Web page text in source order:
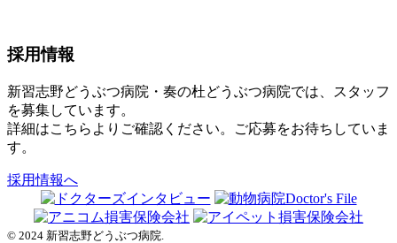
採用情報
新習志野どうぶつ病院・奏の杜どうぶつ病院では、スタッフ
を募集しています。
詳細はこちらよりご確認ください。ご応募をお待ちしていま
す。
採用情報へ
© 2024 新習志野どうぶつ病院.